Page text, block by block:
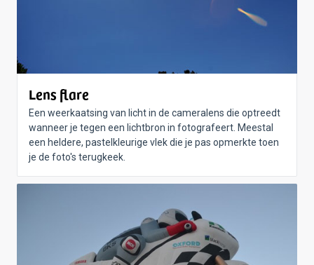
Lens flare
Een weerkaatsing van licht in de cameralens die optreedt
wanneer je tegen een lichtbron in fotografeert. Meestal
een heldere, pastelkleurige vlek die je pas opmerkte toen
je de foto's terugkeek.